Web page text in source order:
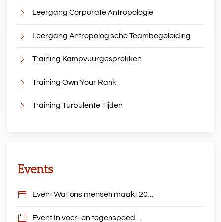
Leergang Corporate Antropologie
Leergang Antropologische Teambegeleiding
Training Kampvuurgesprekken
Training Own Your Rank
Training Turbulente Tijden
Events
Event Wat ons mensen maakt 20…
Event In voor- en tegenspoed…